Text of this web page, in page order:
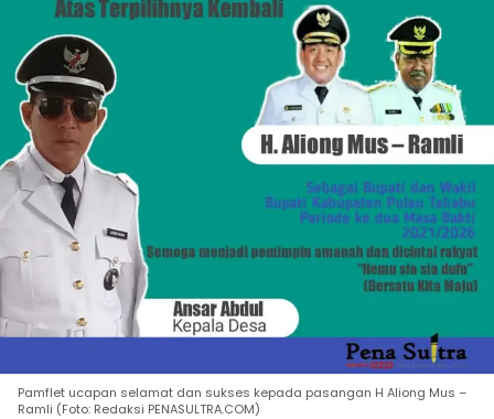
Pamflet ucapan selamat dan sukses kepada pasangan H Aliong Mus –
Ramli (Foto: Redaksi PENASULTRA.COM)